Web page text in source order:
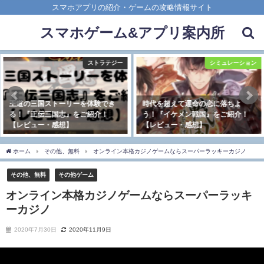
スマホアプリの紹介・ゲームの攻略情報サイト
スマホゲーム&アプリ案内所
シミュレーション
時代を超えて運命の恋に落ちよ
う！『イケメン戦国』をご紹介！
【レビュー・感想】
シミュレーション
本格シミュレーションRPG『FFBE
幻影戦争 WAR OF THE VISIONS』
をご紹介！【レビュー・感想】
ホーム その他、無料 オンライン本格カジノゲームならスーパーラッキーカジノ
その他、無料 その他ゲーム
オンライン本格カジノゲームならスーパーラッキ
ーカジノ
2020年7月30日 2020年11月9日